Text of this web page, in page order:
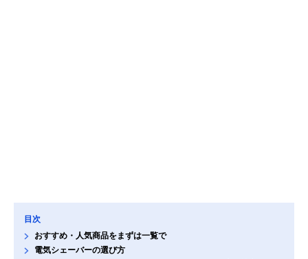
目次
おすすめ・人気商品をまずは一覧で
電気シェーバーの選び方